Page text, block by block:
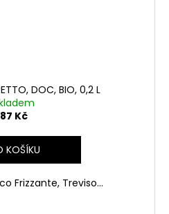
DOC, BIO, 0,2 L
87 Kč
KOŠÍKU
Frizzante, Treviso...